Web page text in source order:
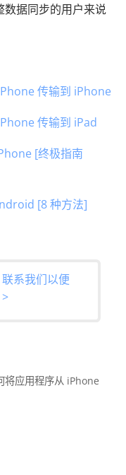
数据同步的用户来说
传输到 iPhone
传输到 iPad
[终极指南
[8 种方法]
联系我们以便
将应用程序从 iPhone